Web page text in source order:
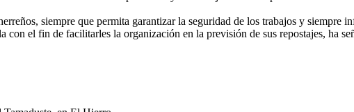
siempre que permita garantizar la seguridad de los trabajos y siempre
el fin de facilitarles la organización en la previsión de sus repostajes, ha